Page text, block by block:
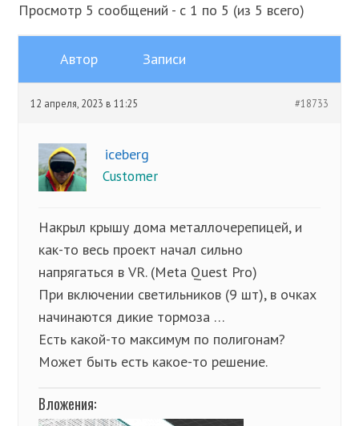
Просмотр 5 сообщений - с 1 по 5 (из 5 всего)
Автор Записи
12 апреля, 2023 в 11:25 #18733
iceberg
Customer
Накрыл крышу дома металлочерепицей, и
как-то весь проект начал сильно
напрягаться в VR. (Meta Quest Pro)
При включении светильников (9 шт), в очках
начинаются дикие тормоза …
Есть какой-то максимум по полигонам?
Может быть есть какое-то решение.
Вложения: